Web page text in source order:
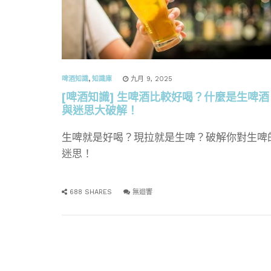
啤酒知識, 知識庫 九月 9, 2025
[啤酒知識] 生啤酒比較好喝？什麼是生啤酒
與迷思大破解！
生啤就是好喝？現拉就是生啤？破解你對生啤
迷思！
688 SHARES 無迴響